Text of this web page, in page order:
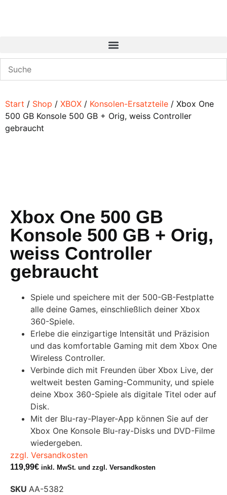
Start / Shop / XBOX / Konsolen-Ersatzteile / Xbox One
500 GB Konsole 500 GB + Orig, weiss Controller
gebraucht
Xbox One 500 GB
Konsole 500 GB + Orig,
weiss Controller
gebraucht
Spiele und speichere mit der 500-GB-Festplatte
alle deine Games, einschließlich deiner Xbox
360-Spiele.
Erlebe die einzigartige Intensität und Präzision
und das komfortable Gaming mit dem Xbox One
Wireless Controller.
Verbinde dich mit Freunden über Xbox Live, der
weltweit besten Gaming-Community, und spiele
deine Xbox 360-Spiele als digitale Titel oder auf
Disk.
Mit der Blu-ray-Player-App können Sie auf der
Xbox One Konsole Blu-ray-Disks und DVD-Filme
wiedergeben.
zzgl. Versandkosten
119,99€ inkl. MwSt. und zzgl. Versandkosten
SKU AA-5382